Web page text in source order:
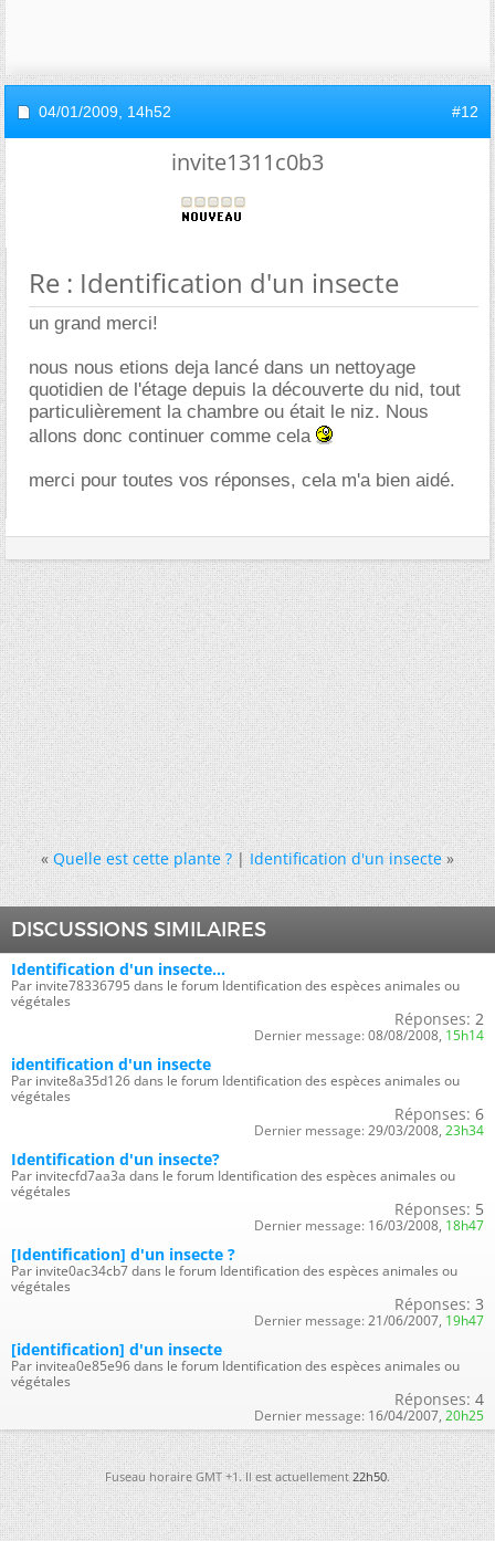
04/01/2009, 14h52 #12
invite1311c0b3
Re : Identification d'un insecte
un grand merci!
nous nous etions deja lancé dans un nettoyage
quotidien de l'étage depuis la découverte du nid, tout
particulièrement la chambre ou était le niz. Nous
allons donc continuer comme cela
merci pour toutes vos réponses, cela m'a bien aidé.
« Quelle est cette plante ?|Identification d'un insecte »
DISCUSSIONS SIMILAIRES
Identification d'un insecte...
Par invite78336795 dans le forum Identification des espèces animales ou
végétales
Réponses: 2
Dernier message: 08/08/2008, 15h14
identification d'un insecte
Par invite8a35d126 dans le forum Identification des espèces animales ou
végétales
Réponses: 6
Dernier message: 29/03/2008, 23h34
Identification d'un insecte?
Par invitecfd7aa3a dans le forum Identification des espèces animales ou
végétales
Réponses: 5
Dernier message: 16/03/2008, 18h47
[Identification] d'un insecte ?
Par invite0ac34cb7 dans le forum Identification des espèces animales ou
végétales
Réponses: 3
Dernier message: 21/06/2007, 19h47
[identification] d'un insecte
Par invitea0e85e96 dans le forum Identification des espèces animales ou
végétales
Réponses: 4
Dernier message: 16/04/2007, 20h25
Fuseau horaire GMT +1. Il est actuellement22h50.